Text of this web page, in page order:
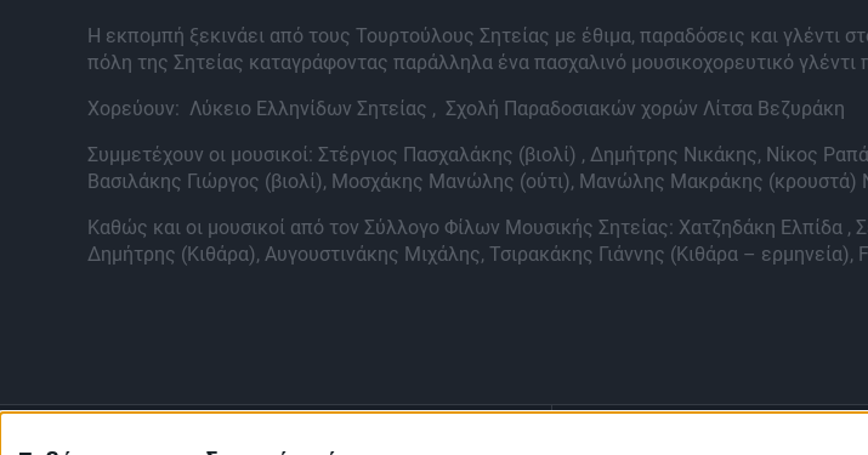
Η εκπομπή ξεκινάει από τους Τουρτούλους Σητείας με έθιμα, παραδόσεις και γλέντι
πόλη της Σητείας καταγράφοντας παράλληλα ένα πασχαλινό μουσικοχορευτικό γλέντι
Χορεύουν: Λύκειο Ελληνίδων Σητείας , Σχολή Παραδοσιακών χορών Λίτσα Βεζυράκη
Συμμετέχουν οι μουσικοί: Στέργιος Πασχαλάκης (βιολί) , Δημήτρης Νικάκης, Nίκος
Βασιλάκης Γιώργος (βιολί), Μοσχάκης Μανώλης (ούτι), Μανώλης Μακράκης (κρουστά)
Καθώς και οι μουσικοί από τον Σύλλογο Φίλων Μουσικής Σητείας: Χατζηδάκη Ελπίδα
Δημήτρης (Κιθάρα), Αυγουστινάκης Μιχάλης, Τσιρακάκης Γιάννης (Κιθάρα –